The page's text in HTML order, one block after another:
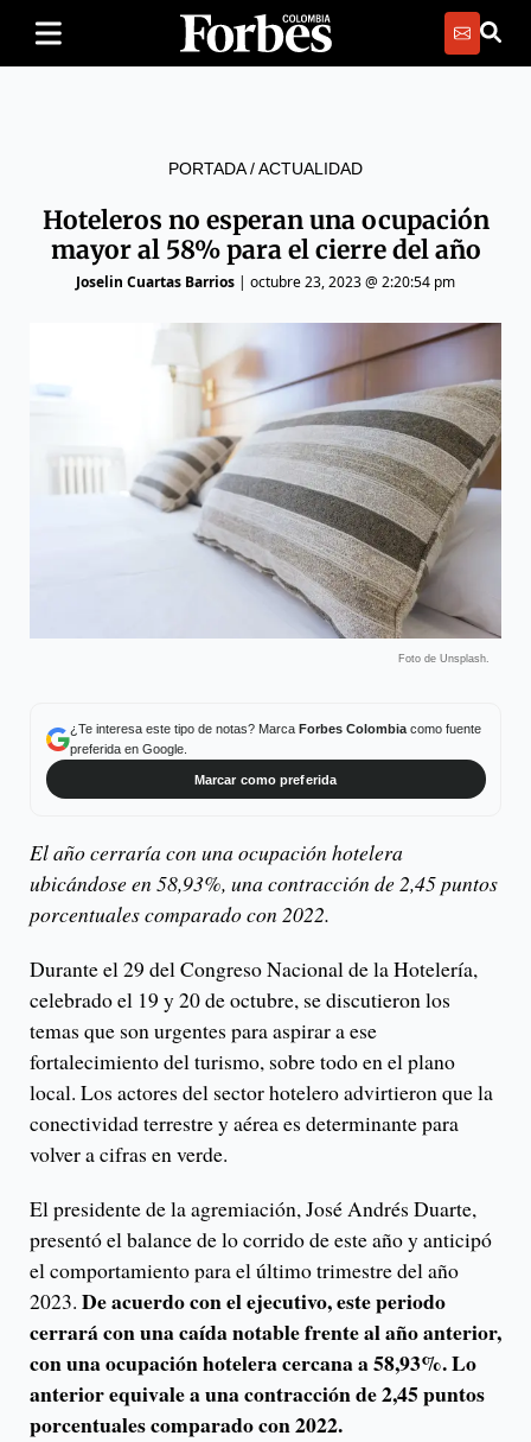
PORTADA/ACTUALIDAD
Hoteleros no esperan una ocupación
mayor al 58% para el cierre del año
Joselin Cuartas Barrios | octubre 23, 2023 @ 2:20:54 pm
Foto de Unsplash.
¿Te interesa este tipo de notas? Marca Forbes Colombiacomo fuente
preferida en Google.
Marcar como preferida
El año cerraría con una ocupación hotelera
ubicándose en 58,93%, una contracción de 2,45 puntos
porcentuales comparado con 2022.
Durante el 29 del Congreso Nacional de la Hotelería,
celebrado el 19 y 20 de octubre, se discutieron los
temas que son urgentes para aspirar a ese
fortalecimiento del turismo, sobre todo en el plano
local. Los actores del sector hotelero advirtieron que la
conectividad terrestre y aérea es determinante para
volver a cifras en verde.
El presidente de la agremiación, José Andrés Duarte,
presentó el balance de lo corrido de este año y anticipó
el comportamiento para el último trimestre del año
2023. De acuerdo con el ejecutivo, este periodo
cerrará con una caída notable frente al año anterior,
con una ocupación hotelera cercana a 58,93%. Lo
anterior equivale a una contracción de 2,45 puntos
porcentuales comparado con 2022.